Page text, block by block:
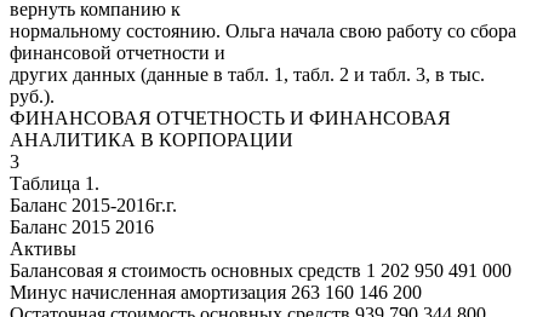
вернуть компанию к
нормальному состоянию. Ольга начала свою работу со сбора
финансовой отчетности и
других данных (данные в табл. 1, табл. 2 и табл. 3, в тыс.
руб.).
ФИНАНСОВАЯ ОТЧЕТНОСТЬ И ФИНАНСОВАЯ
АНАЛИТИКА В КОРПОРАЦИИ
3
Таблица 1.
Баланс 2015-2016г.г.
Баланс 2015 2016
Активы
Балансовая я стоимость основных средств 1 202 950 491 000
Минус начисленная амортизация 263 160 146 200